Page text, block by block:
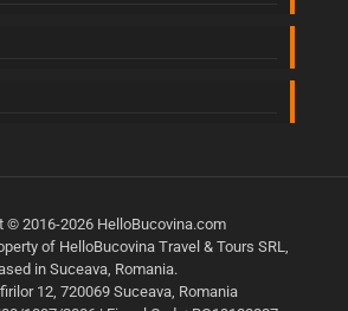
© 2016-2026 HelloBucovina.com
of HelloBucovina Travel & Tours SRL,
in Suceava, Romania.
12, 720069 Suceava, Romania